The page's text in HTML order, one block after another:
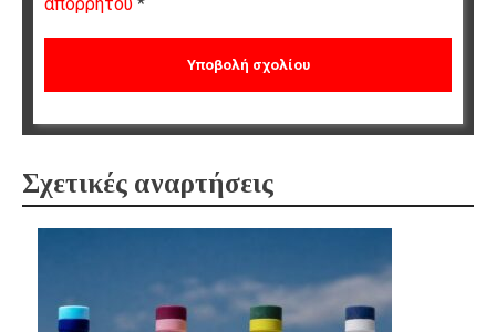
απορρήτου *
Σχετικές αναρτήσεις